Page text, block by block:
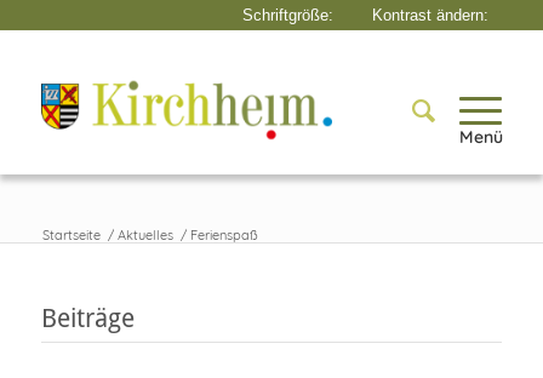
Menü
Startseite / Aktuelles / Ferienspaß
Beiträge